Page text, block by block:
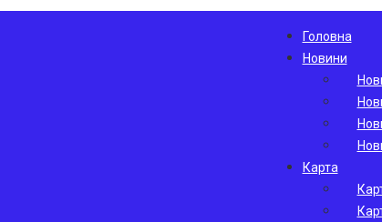
Головна
Новини
Карта